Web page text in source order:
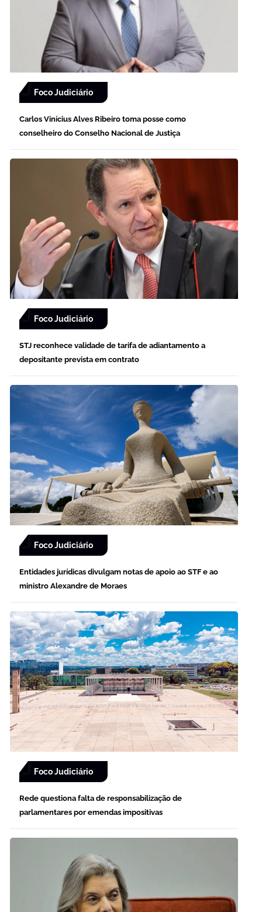
Foco Judiciário
Carlos Vinícius Alves Ribeiro toma posse como
conselheiro do Conselho Nacional de Justiça
Foco Judiciário
STJ reconhece validade de tarifa de adiantamento a
depositante prevista em contrato
Foco Judiciário
Entidades jurídicas divulgam notas de apoio ao STF e ao
ministro Alexandre de Moraes
Foco Judiciário
Rede questiona falta de responsabilização de
parlamentares por emendas impositivas